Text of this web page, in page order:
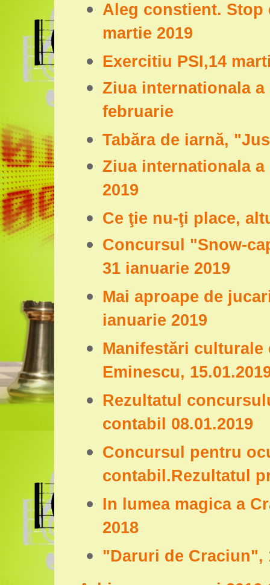
Aleg constient. Stop
martie 2019
Exercitiu PSI,14
Ziua internationala
februarie
Tabăra de iarnă,
Ziua internationala
2019
Ce ţie nu-ţi place,
Concursul "Snow-
31 ianuarie 2019
Mai aproape de
ianuarie 2019
Manifestări
Eminescu,
Rezultatul
contabil 08.01.2019
Concursul pentru
contabil.Rezultatul
In lumea magica a
2018
"Daruri de Craciun",